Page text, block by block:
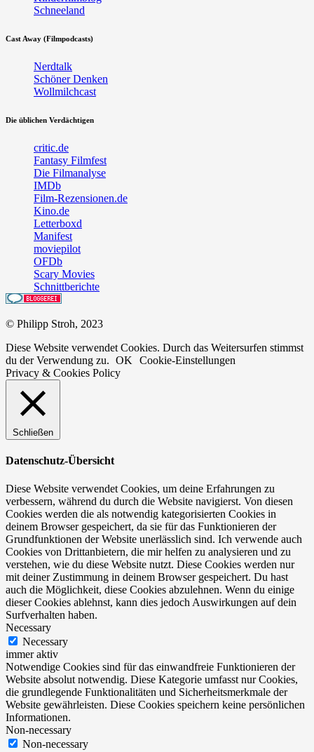
Schneeland
Cast Away (Filmpodcasts)
Nerdtalk
Schöner Denken
Wollmilchcast
Die üblichen Verdächtigen
critic.de
Fantasy Filmfest
Die Filmanalyse
IMDb
Film-Rezensionen.de
Kino.de
Letterboxd
Manifest
moviepilot
OFDb
Scary Movies
Schnittberichte
© Philipp Stroh, 2023
Diese Website verwendet Cookies. Durch das Weitersurfen stimmst
du der Verwendung zu. OK
Cookie-Einstellungen
Privacy & Cookies Policy
Schließen
Datenschutz-Übersicht
Diese Website verwendet Cookies, um deine Erfahrungen zu
verbessern, während du durch die Website navigierst. Von diesen
Cookies werden die als notwendig kategorisierten Cookies in
deinem Browser gespeichert, da sie für das Funktionieren der
Grundfunktionen der Website unerlässlich sind. Ich verwende auch
Cookies von Drittanbietern, die mir helfen zu analysieren und zu
verstehen, wie du diese Website nutzt. Diese Cookies werden nur
mit deiner Zustimmung in deinem Browser gespeichert. Du hast
auch die Möglichkeit, diese Cookies abzulehnen. Wenn du einige
dieser Cookies ablehnst, kann dies jedoch Auswirkungen auf dein
Surfverhalten haben.
Necessary
Necessary
immer aktiv
Notwendige Cookies sind für das einwandfreie Funktionieren der
Website absolut notwendig. Diese Kategorie umfasst nur Cookies,
die grundlegende Funktionalitäten und Sicherheitsmerkmale der
Website gewährleisten. Diese Cookies speichern keine persönlichen
Informationen.
Non-necessary
Non-necessary